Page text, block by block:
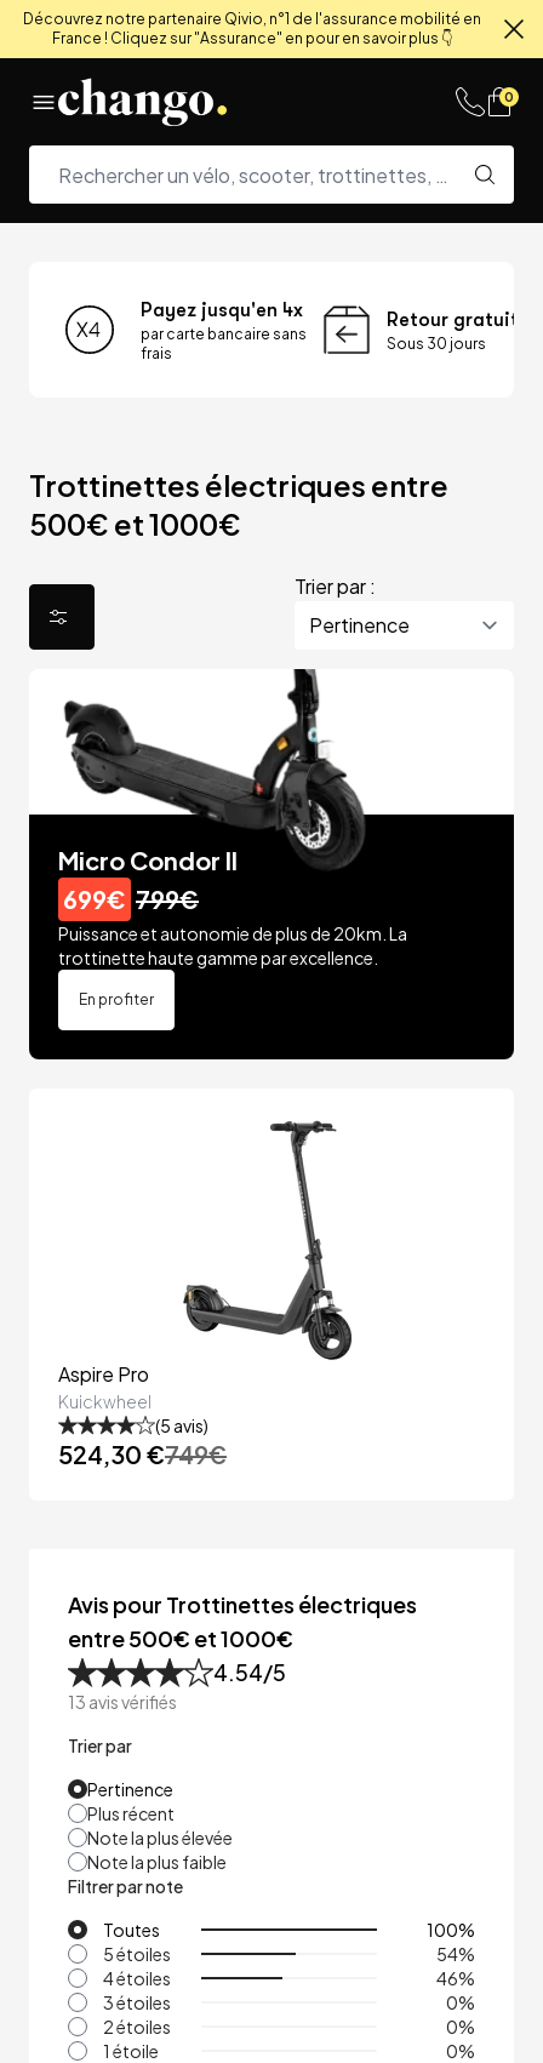
Découvrez notre partenaire Qivio, n°1 de l'assurance mobilité en
France ! Cliquez sur "Assurance" en pour en savoir plus 👇
0
Payez jusqu'en 4x
par carte bancaire sans
frais
Retour gratuit
Sous 30 jours
Trottinettes électriques entre
500€ et 1000€
Trier par :
Micro Condor II
699€ 799€
Puissance et autonomie de plus de 20km. La
trottinette haute gamme par excellence.
En profiter
Aspire Pro
Kuickwheel
(5 avis)
524,30 €749€
Avis pour Trottinettes électriques
entre 500€ et 1000€
4.54/5
13 avis vérifiés
Trier par
Pertinence
Plus récent
Note la plus élevée
Note la plus faible
Filtrer par note
Toutes
100%
5 étoiles
54%
4 étoiles
46%
3 étoiles
0%
2 étoiles
0%
1 étoile
0%